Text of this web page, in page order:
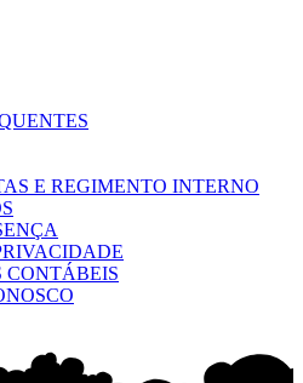
E REGIMENTO INTERNO
CONTÁBEIS